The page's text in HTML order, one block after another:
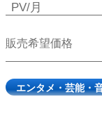
PV/月
販売希望価格
エンタメ・芸能・